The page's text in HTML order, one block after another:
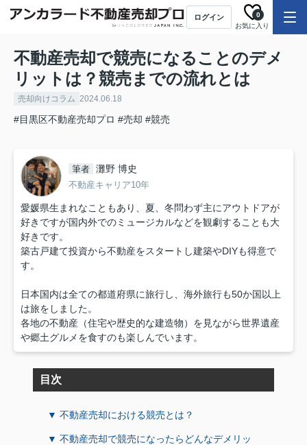
ログイン
お気に入り
0
不動産売却で競売になることのデメ
リットは？競売までの流れとは
売却向けコラム 2024.06.18
#目黒区不動産売却プロ #売却 #競売
筆者 灘野 博史
不動産キャリア10年
愛媛県生まれなこともあり、夏、冬問わず主にアウトドアが
好きですが国内外でのミュージカルなどを観劇することも大
好きです。
築古戸建て投資から不動産をスタートし建築やDIYも得意で
す。
日本国内は全ての都道府県に旅行し、海外旅行も50か国以上
は旅をしました。
各地の不動産（住宅や歴史的な建造物）を見ながら世界遺産
や郷土グルメを食すのも楽しんでいます。
目次
▼ 不動産売却における競売とは？
▼ 不動産売却で競売になったらどんなデメリッ